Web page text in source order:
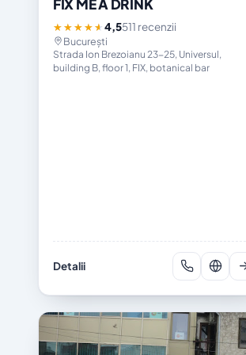
FIX ME A DRINK
★★★★★4,5511 recenzii
București
Strada Ion Brezoianu 23-25, Universul,
building B, floor 1, FIX, botanical bar
Detalii